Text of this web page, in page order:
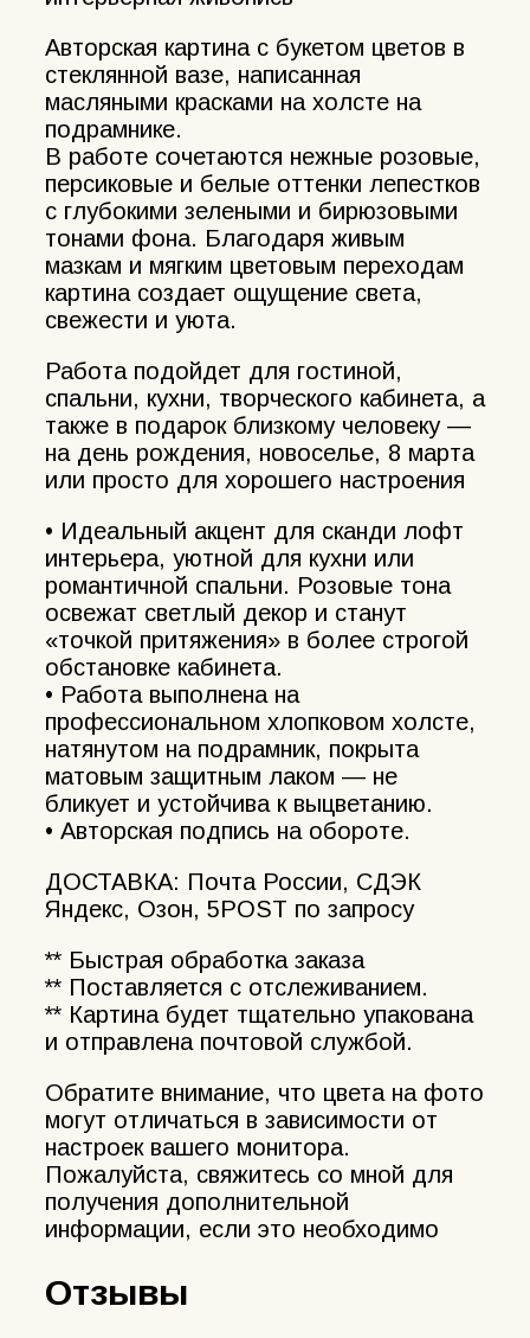
Авторская картина с букетом цветов в
стеклянной вазе, написанная
масляными красками на холсте на
подрамнике.
В работе сочетаются нежные розовые,
персиковые и белые оттенки лепестков
с глубокими зелеными и бирюзовыми
тонами фона. Благодаря живым
мазкам и мягким цветовым переходам
картина создает ощущение света,
свежести и уюта.
Работа подойдет для гостиной,
спальни, кухни, творческого кабинета, а
также в подарок близкому человеку —
на день рождения, новоселье, 8 марта
или просто для хорошего настроения
• Идеальный акцент для сканди лофт
интерьера, уютной для кухни или
романтичной спальни. Розовые тона
освежат светлый декор и станут
«точкой притяжения» в более строгой
обстановке кабинета.
• Работа выполнена на
профессиональном хлопковом холсте,
натянутом на подрамник, покрыта
матовым защитным лаком — не
бликует и устойчива к выцветанию.
• Авторская подпись на обороте.
ДОСТАВКА: Почта России, СДЭК
Яндекс, Озон, 5POST по запросу
** Быстрая обработка заказа
** Поставляется с отслеживанием.
** Картина будет тщательно упакована
и отправлена почтовой службой.
Обратите внимание, что цвета на фото
могут отличаться в зависимости от
настроек вашего монитора.
Пожалуйста, свяжитесь со мной для
получения дополнительной
информации, если это необходимо
Отзывы